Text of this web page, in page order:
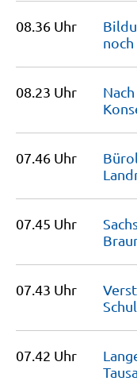
08.36 Uhr
08.23 Uhr
07.46 Uhr
07.45 Uhr
07.43 Uhr
07.42 Uhr